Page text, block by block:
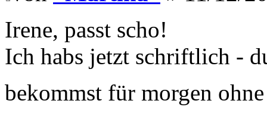
Irene, passt scho!
Ich habs jetzt schriftlich -
bekommst für morgen